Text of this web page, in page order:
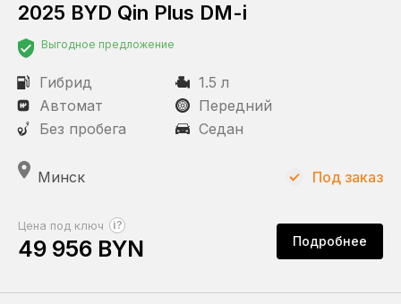
2025 BYD Qin Plus DM-i
Выгодное предложение
Гибрид
1.5 л
Автомат
Передний
Без пробега
Седан
Минск
Цена под ключ ?
49 956 BYN Подробнее
Под заказ